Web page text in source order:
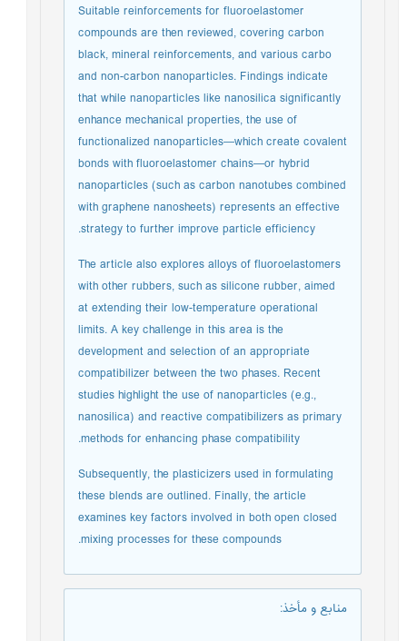
Suitable reinforcements for fluoroelastomer
compounds are then reviewed, covering carbon
black, mineral reinforcements, and various carbo
and non-carbon nanoparticles. Findings indicate
that while nanoparticles like nanosilica significantly
enhance mechanical properties, the use of
functionalized nanoparticles—which create covalent
bonds with fluoroelastomer chains—or hybrid
nanoparticles (such as carbon nanotubes combined
with graphene nanosheets) represents an effective
strategy to further improve particle efficiency.
The article also explores alloys of fluoroelastomers
with other rubbers, such as silicone rubber, aimed
at extending their low-temperature operational
limits. A key challenge in this area is the
development and selection of an appropriate
compatibilizer between the two phases. Recent
studies highlight the use of nanoparticles (e.g.,
nanosilica) and reactive compatibilizers as primary
methods for enhancing phase compatibility.
Subsequently, the plasticizers used in formulating
these blends are outlined. Finally, the article
examines key factors involved in both open closed
mixing processes for these compounds.
منابع و مأخذ: